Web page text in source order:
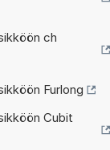
ch
Furlong
Cubit